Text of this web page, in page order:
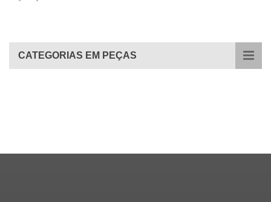
CATEGORIAS EM PEÇAS